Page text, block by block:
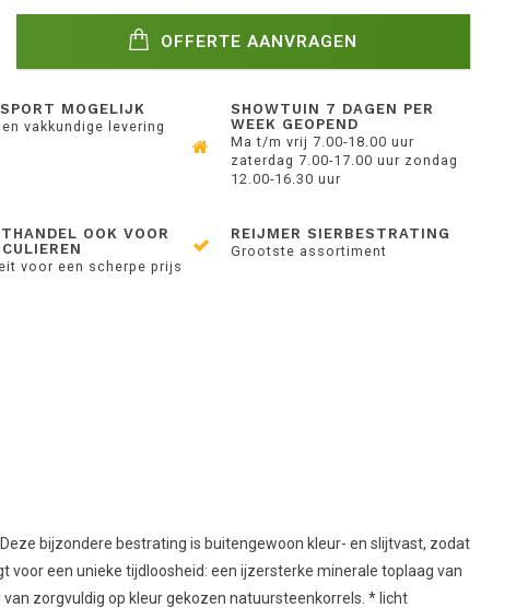
OFFERTE AANVRAGEN
MOGELIJK
vakkundige levering
SHOWTUIN 7 DAGEN PER
WEEK GEOPEND
Ma t/m vrij 7.00-18.00 uur
zaterdag 7.00-17.00 uur zondag
12.00-16.30 uur
OOK VOOR
voor een scherpe prijs
REIJMER SIERBESTRATING
Grootste assortiment
bijzondere bestrating is buitengewoon kleur- en slijtvast, zodat
een unieke tijdloosheid: een ijzersterke minerale toplaag van
zorgvuldig op kleur gekozen natuursteenkorrels. * licht